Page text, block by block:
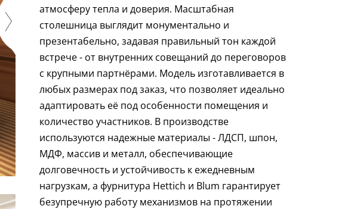
атмосферу тепла и доверия. Масштабная
столешница выглядит монументально и
презентабельно, задавая правильный тон каждой
встрече - от внутренних совещаний до переговоров
с крупными партнёрами. Модель изготавливается в
любых размерах под заказ, что позволяет идеально
адаптировать её под особенности помещения и
количество участников. В производстве
используются надежные материалы - ЛДСП, шпон,
МДФ, массив и металл, обеспечивающие
долговечность и устойчивость к ежедневным
нагрузкам, а фурнитура Hettich и Blum гарантирует
безупречную работу механизмов на протяжении